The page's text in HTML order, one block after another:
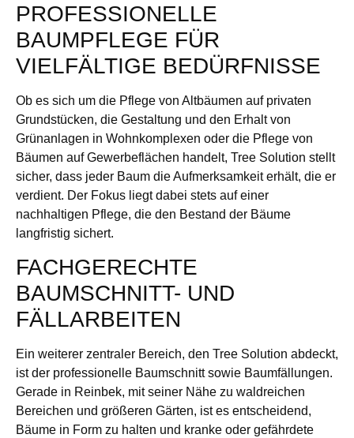
PROFESSIONELLE
BAUMPFLEGE FÜR
VIELFÄLTIGE BEDÜRFNISSE
Ob es sich um die Pflege von Altbäumen auf privaten
Grundstücken, die Gestaltung und den Erhalt von
Grünanlagen in Wohnkomplexen oder die Pflege von
Bäumen auf Gewerbeflächen handelt, Tree Solution stellt
sicher, dass jeder Baum die Aufmerksamkeit erhält, die er
verdient. Der Fokus liegt dabei stets auf einer
nachhaltigen Pflege, die den Bestand der Bäume
langfristig sichert.
FACHGERECHTE
BAUMSCHNITT- UND
FÄLLARBEITEN
Ein weiterer zentraler Bereich, den Tree Solution abdeckt,
ist der professionelle Baumschnitt sowie Baumfällungen.
Gerade in Reinbek, mit seiner Nähe zu waldreichen
Bereichen und größeren Gärten, ist es entscheidend,
Bäume in Form zu halten und kranke oder gefährdete